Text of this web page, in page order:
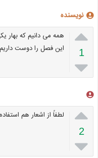
نویسنده

1

همه می دانیم که بهار
این فصل را دوست

2

لطفاً از اشعار هم